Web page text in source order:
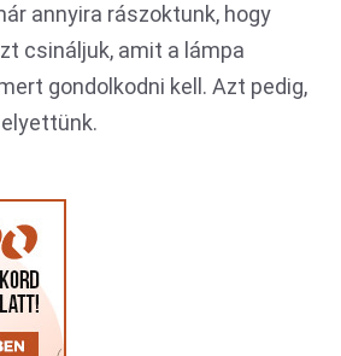
annyira rászoktunk, hogy
csináljuk, amit a lámpa
gondolkodni kell. Azt pedig,